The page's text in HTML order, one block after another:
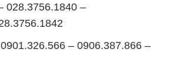
028.3756.1840 –
– 0906.387.866 –